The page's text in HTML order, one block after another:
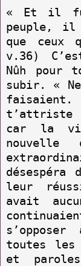
« Et il
peuple, il
que ceux
v.36)
Nûh
subir. «
t’attriste
car la
nouvelle
leur
avait
toutes les
et